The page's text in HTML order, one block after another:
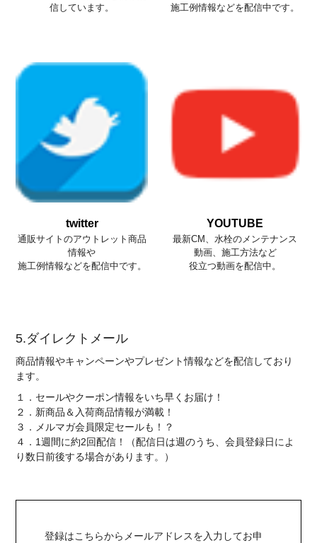
信しています。
施工例情報などを配信中です。
twitter
通販サイトのアウトレット商品
情報や
施工例情報などを配信中です。
YOUTUBE
最新CM、水栓のメンテナンス
動画、施工方法など
役立つ動画を配信中。
5.ダイレクトメール
商品情報やキャンペーンやプレゼント情報などを配信しており
ます。
１．セールやクーポン情報をいち早くお届け！
２．新商品＆入荷商品情報が満載！
３．メルマガ会員限定セールも！？
４．1週間に約2回配信！（配信日は週のうち、会員登録日によ
り数日前後する場合があります。）
登録はこちらからメールアドレスを入力してお申